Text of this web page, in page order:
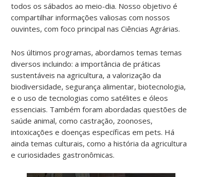
todos os sábados ao meio-dia. Nosso objetivo é
compartilhar informações valiosas com nossos
ouvintes, com foco principal nas Ciências Agrárias.
Nos últimos programas, abordamos temas temas
diversos incluindo: a importância de práticas
sustentáveis na agricultura, a valorização da
biodiversidade, segurança alimentar, biotecnologia,
e o uso de tecnologias como satélites e óleos
essenciais. Também foram abordadas questões de
saúde animal, como castração, zoonoses,
intoxicações e doenças específicas em pets. Há
ainda temas culturais, como a história da agricultura
e curiosidades gastronômicas.